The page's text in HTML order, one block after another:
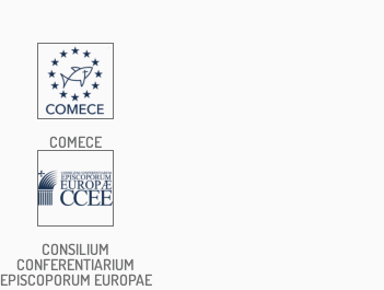
COMECE
CONSILIUM
CONFERENTIARIUM
EPISCOPORUM EUROPAE